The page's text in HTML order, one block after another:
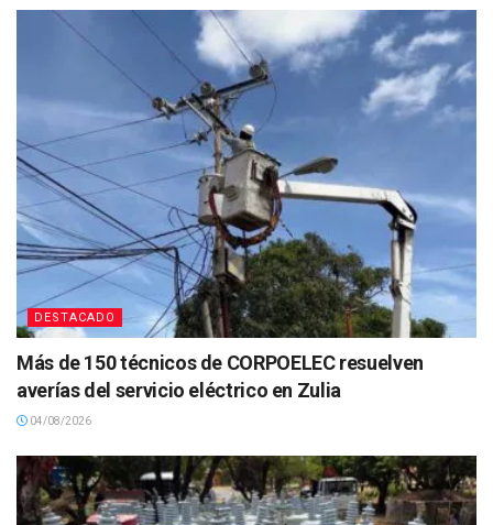
DESTACADO
Más de 150 técnicos de CORPOELEC resuelven
averías del servicio eléctrico en Zulia
04/08/2026